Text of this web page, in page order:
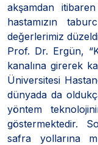
akşamdan
hastamızın
değerlerimiz
Prof. Dr. Ergün,
kanalına girerek
Üniversitesi
dünyada da
yöntem
göstermektedir.
safra yollarına